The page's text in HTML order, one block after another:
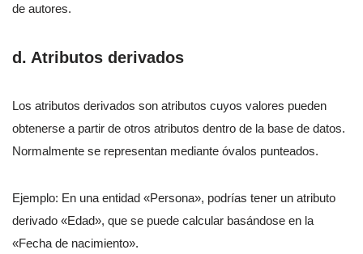
de autores.
d. Atributos derivados
Los atributos derivados son atributos cuyos valores pueden
obtenerse a partir de otros atributos dentro de la base de datos.
Normalmente se representan mediante óvalos punteados.
Ejemplo: En una entidad «Persona», podrías tener un atributo
derivado «Edad», que se puede calcular basándose en la
«Fecha de nacimiento».